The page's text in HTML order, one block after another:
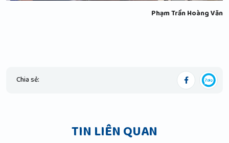
Phạm Trần Hoàng Văn
Chia sẻ:
TIN LIÊN QUAN